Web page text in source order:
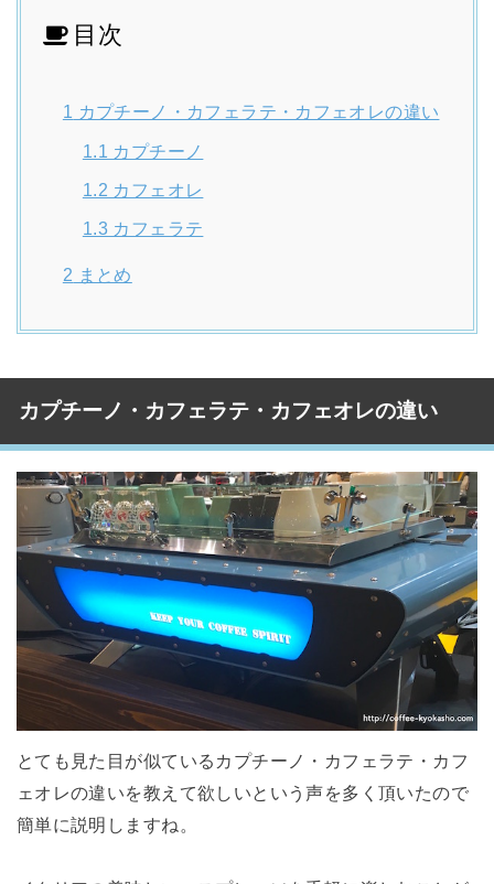
目次
1 カプチーノ・カフェラテ・カフェオレの違い
1.1 カプチーノ
1.2 カフェオレ
1.3 カフェラテ
2 まとめ
カプチーノ・カフェラテ・カフェオレの違い
とても見た目が似ているカプチーノ・カフェラテ・カフ
ェオレの違いを教えて欲しいという声を多く頂いたので
簡単に説明しますね。